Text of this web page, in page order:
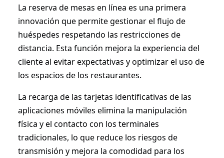
La reserva de mesas en línea es una primera
innovación que permite gestionar el flujo de
huéspedes respetando las restricciones de
distancia. Esta función mejora la experiencia del
cliente al evitar expectativas y optimizar el uso de
los espacios de los restaurantes.
La recarga de las tarjetas identificativas de las
aplicaciones móviles elimina la manipulación
física y el contacto con los terminales
tradicionales, lo que reduce los riesgos de
transmisión y mejora la comodidad para los